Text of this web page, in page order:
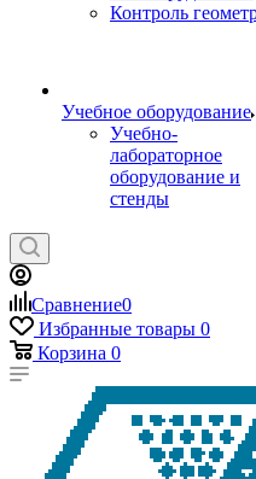
Контроль
Учебное оборудование
Учебно-
лабораторное
оборудование и
стенды
Сравнение0
Избранные товары 0
Корзина 0